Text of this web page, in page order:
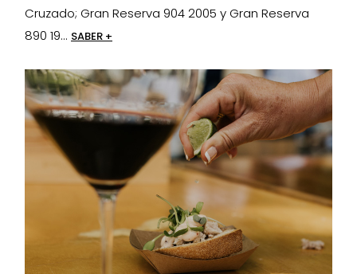
Cruzado; Gran Reserva 904 2005 y Gran Reserva
890 19... SABER +